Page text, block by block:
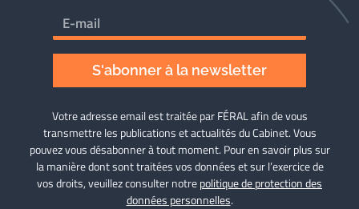
S'abonner à la newsletter
Votre adresse email est traitée par FÉRAL afin de vous
transmettre les publications et actualités du Cabinet. Vous
pouvez vous désabonner à tout moment. Pour en savoir plus sur
la manière dont sont traitées vos données et sur l’exercice de
vos droits, veuillez consulter notrepolitique de protection des
données personnelles.